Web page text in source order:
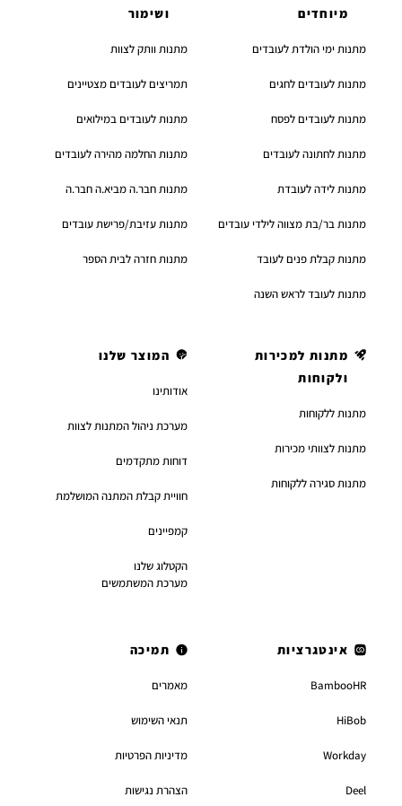
מיוחדים
מתנות ימי הולדת לעובדים
מתנות לעובדים לחגים
מתנות לעובדים לפסח
מתנות לחתונה לעובדים
מתנות לידה לעובדת
מתנות בר/בת מצווה לילדי עובדים
מתנות קבלת פנים לעובד
מתנות לעובד לראש השנה
ושימור
מתנות וותק לצוות
תמריצים לעובדים מצטיינים
מתנות לעובדים במילואים
מתנות החלמה מהירה לעובדים
מתנות חבר.ה מביא.ה חבר.ה
מתנות עזיבת/פרישת עובדים
מתנות חזרה לבית הספר
מתנות למכירות
ולקוחות
מתנות ללקוחות
מתנות לצוותי מכירות
מתנות סגירה ללקוחות
המוצר שלנו
אודותינו
מערכת ניהול המתנות לצוות
דוחות מתקדמים
חוויית קבלת המתנה המושלמת
קמפיינים
הקטלוג שלנו
מערכת המשתמשים
אינטגרציות
BambooHR
HiBob
Workday
Deel
תמיכה
מאמרים
תנאי השימוש
מדיניות הפרטיות
הצהרת נגישות